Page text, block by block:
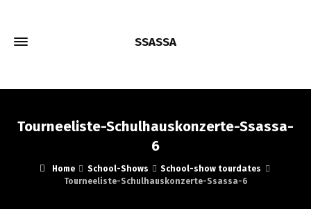
SSASSA
Tourneeliste-Schulhauskonzerte-Ssassa-
6
Home School-Shows
School-show tourdates
Tourneeliste-Schulhauskonzerte-Ssassa-6